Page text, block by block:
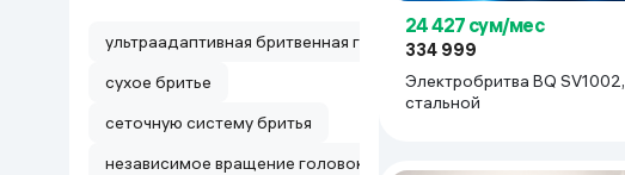
ультраадаптивная бритвенная головка ≈40°
сухое бритье
сеточную систему бритья
независимое вращение головок в 2х плоскостях
24 427 сум/мес
334 999
Электробритва BQ SV1002,
стальной